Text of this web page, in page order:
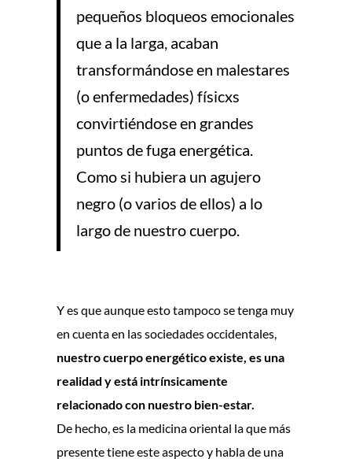
pequeños bloqueos emocionales
que a la larga, acaban
transformándose en malestares
(o enfermedades) físicxs
convirtiéndose en grandes
puntos de fuga energética.
Como si hubiera un agujero
negro (o varios de ellos) a lo
largo de nuestro cuerpo.
Y es que aunque esto tampoco se tenga muy
en cuenta en las sociedades occidentales,
nuestro cuerpo energético existe, es una
realidad y está intrínsicamente
relacionado con nuestro bien-estar.
De hecho, es la medicina oriental la que más
presente tiene este aspecto y habla de una